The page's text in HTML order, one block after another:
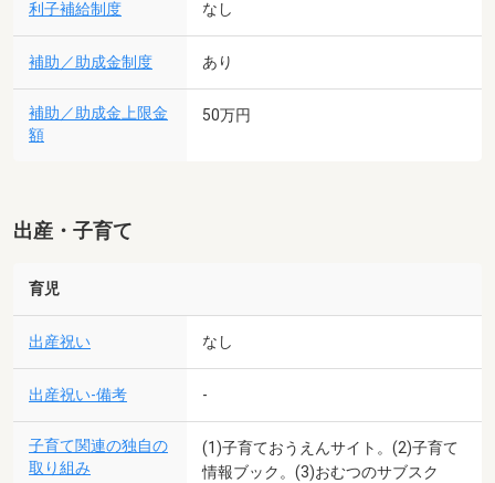
利子補給制度 なし
補助／助成金制度 あり
補助／助成金上限金
額
50万円
出産・子育て
育児
出産祝い なし
出産祝い-備考 -
子育て関連の独自の
取り組み
(1)子育ておうえんサイト。(2)子育て
情報ブック。(3)おむつのサブスク